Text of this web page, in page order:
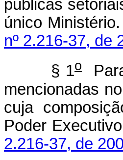
públicas
único
nº 2.216-37, de
§ 1o
mencionadas
cuja
Poder
2.216-37, de